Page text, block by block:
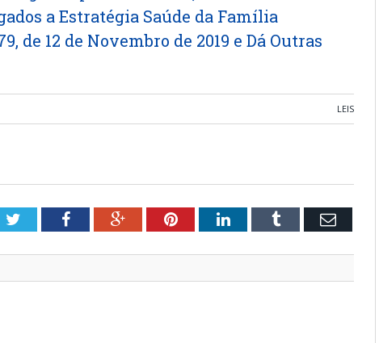
a Estratégia Saúde da Família
de 12 de Novembro de 2019 e Dá Outras
LEIS
TwitterFacebookGoogle+PinterestLinkedInTumblr Email